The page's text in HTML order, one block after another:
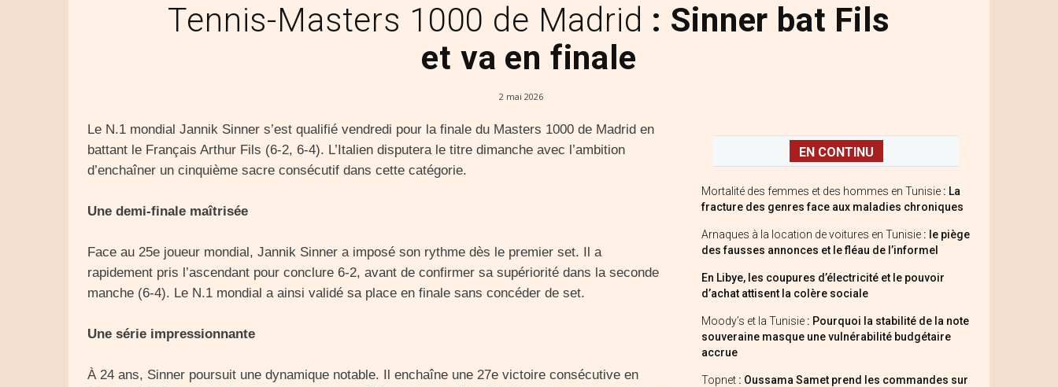
Tennis-Masters 1000 de Madrid : Sinner bat Fils
et va en finale
2 mai 2026
Le N.1 mondial Jannik Sinner s’est qualifié vendredi pour la finale du Masters 1000 de Madrid en
battant le Français Arthur Fils (6-2, 6-4). L’Italien disputera le titre dimanche avec l’ambition
d’enchaîner un cinquième sacre consécutif dans cette catégorie.
Une demi-finale maîtrisée
Face au 25e joueur mondial, Jannik Sinner a imposé son rythme dès le premier set. Il a
rapidement pris l’ascendant pour conclure 6-2, avant de confirmer sa supériorité dans la seconde
manche (6-4). Le N.1 mondial a ainsi validé sa place en finale sans concéder de set.
Une série impressionnante
À 24 ans, Sinner poursuit une dynamique notable. Il enchaîne une 27e victoire consécutive en
EN CONTINU
Mortalité des femmes et des hommes en Tunisie : La
fracture des genres face aux maladies chroniques
Arnaques à la location de voitures en Tunisie : le piège
des fausses annonces et le fléau de l’informel
En Libye, les coupures d’électricité et le pouvoir
d’achat attisent la colère sociale
Moody’s et la Tunisie : Pourquoi la stabilité de la note
souveraine masque une vulnérabilité budgétaire
accrue
Topnet : Oussama Samet prend les commandes sur